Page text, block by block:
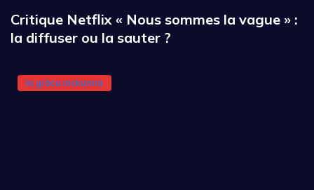
Critique Netflix « Nous sommes la vague » :
la diffuser ou la sauter ?
la grâce mckenna